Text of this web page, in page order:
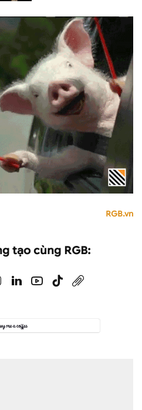
RGB.vn
tạo cùng RGB: